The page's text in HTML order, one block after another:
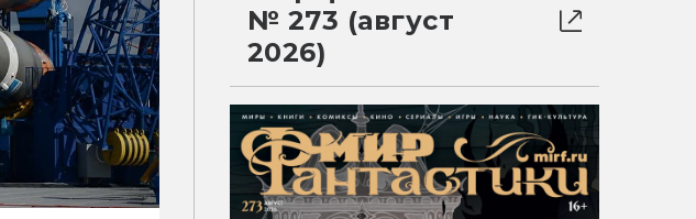
№ 273 (август
2026)